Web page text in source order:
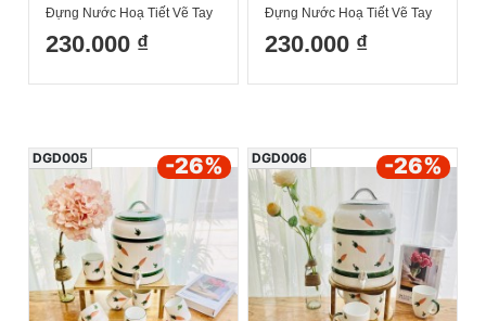
Đựng Nước Hoạ Tiết Vẽ Tay
Biển Khơi Dáng Cốc Trụ
Decor Dễ Thương Cốc Uống
230.000 ₫
Đựng Nước Hoạ Tiết Vẽ Tay
Đàn Cá Decor Dễ Thương
Cốc Uống Nước Sứ Bát
230.000 ₫
DGD005 -26% DGD006 -26%